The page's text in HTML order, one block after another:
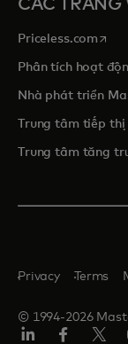
CÁC TRANG
Priceless.com
Phân tích hoạt
Nhà phát triển
Trung tâm tiếp thị
Trung tâm tăng
© 1994-2026
Privacy Terms